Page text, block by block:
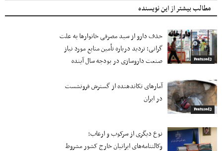
مطالب بیشتر از این نویسنده
Featured2
حذف دارو از سبد مصرفی خانوارها به‌ علت
گرانی؛ تردید درباره تأمین منابع مورد نیاز
صنعت داروسازی در بودجه سال آینده
Featured2
آمارهای تکاندهنده از گسترش فرونشست
در ایران
نوع دیگری از سرکوب و ارعاب؛
وکالتنامه‌های ایرانیان خارج کشور مشروط